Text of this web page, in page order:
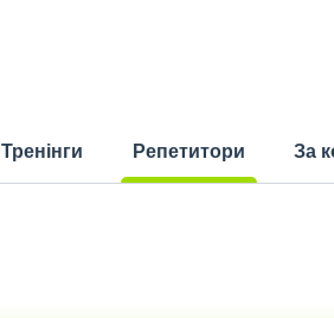
Тренінги
Репетитори
За